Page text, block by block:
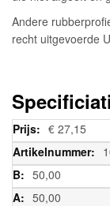
Andere
recht uitgevoerde
Meer
informatie
€ 27,15
50,00
50,00